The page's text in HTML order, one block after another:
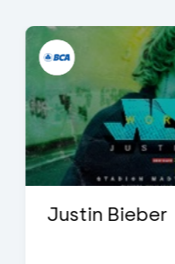
Justin Bieber